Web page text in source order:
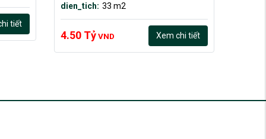
tiết
dien_tich: 33 m2
4.50 TỷVND Xem chi tiết